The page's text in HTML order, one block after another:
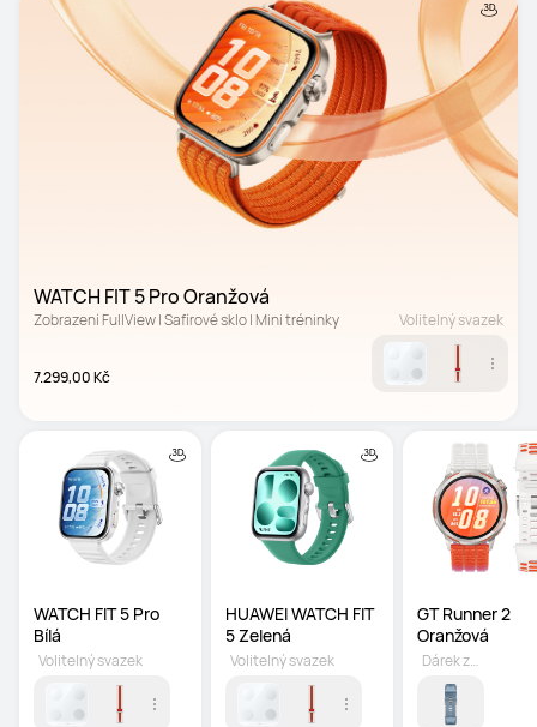
WATCH FIT 5 Pro Oranžová
Zobrazení FullView | Safírové sklo | Mini tréninky
7.299,00 Kč
Volitelný svazek
WATCH FIT 5 Pro
Bílá
Volitelný svazek
HUAWEI WATCH FIT
5 Zelená
Volitelný svazek
GT Runner 2
Oranžová
Dárek zdarma